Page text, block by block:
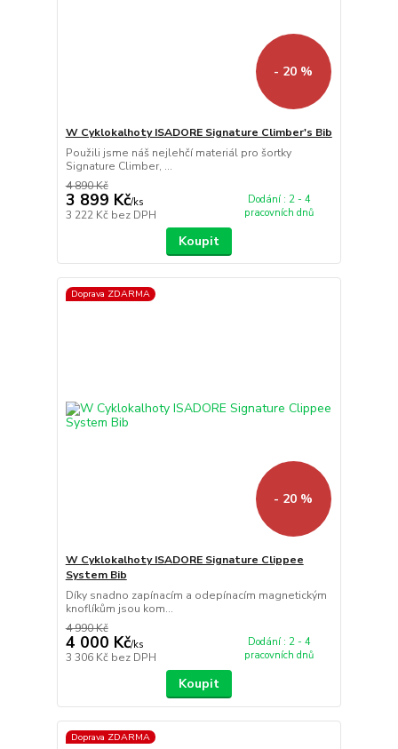
- 20 %
W Cyklokalhoty ISADORE Signature Climber's Bib
Použili jsme náš nejlehčí materiál pro šortky
Signature Climber, ...
4 890 Kč
3 899 Kč/ks
3 222 Kč bez DPH
Dodání : 2 - 4
pracovních dnů
Koupit
Doprava ZDARMA
- 20 %
W Cyklokalhoty ISADORE Signature Clippee
System Bib
Díky snadno zapínacím a odepínacím magnetickým
knoflíkům jsou kom...
4 990 Kč
4 000 Kč/ks
3 306 Kč bez DPH
Dodání : 2 - 4
pracovních dnů
Koupit
Doprava ZDARMA